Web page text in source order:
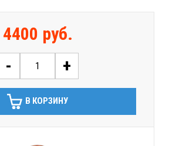
4400 руб.
-
+
В КОРЗИНУ